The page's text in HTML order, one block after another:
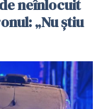
neînlocuit
„Nu știu